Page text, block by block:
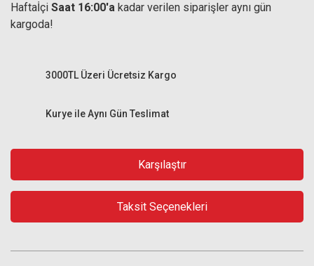
Haftaİçi Saat 16:00'a kadar verilen siparişler aynı gün
kargoda!
Kurye ile Aynı Gün Teslimat
3000TL Üzeri Ücretsiz Kargo
Karşılaştır
Taksit Seçenekleri